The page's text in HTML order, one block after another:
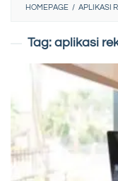
HOMEPAGE / APLIKASI
Tag:aplikasi